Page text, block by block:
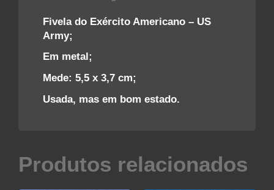
Fivela do Exército Americano – US
Army;
Em metal;
Mede: 5,5 x 3,7 cm;
Usada, mas em bom estado.
Produtos relacionados